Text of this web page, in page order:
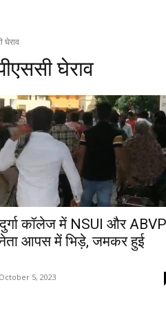
घेराव
घेराव
कॉलेज में NSUI और ABVP
आपस में भिड़े, जमकर हुई
October 5, 2023